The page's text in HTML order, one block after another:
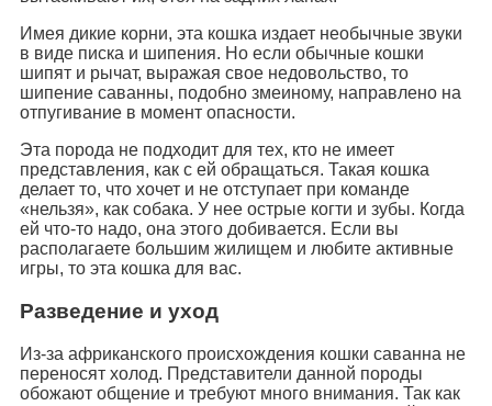
Имея дикие корни, эта кошка издает необычные звуки
в виде писка и шипения. Но если обычные кошки
шипят и рычат, выражая свое недовольство, то
шипение саванны, подобно змеиному, направлено на
отпугивание в момент опасности.
Эта порода не подходит для тех, кто не имеет
представления, как с ей обращаться. Такая кошка
делает то, что хочет и не отступает при команде
«нельзя», как собака. У нее острые когти и зубы. Когда
ей что-то надо, она этого добивается. Если вы
располагаете большим жилищем и любите активные
игры, то эта кошка для вас.
Разведение и уход
Из-за африканского происхождения кошки саванна не
переносят холод. Представители данной породы
обожают общение и требуют много внимания. Так как